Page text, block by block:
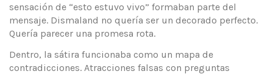
sensación de “esto estuvo vivo” formaban parte del
mensaje. Dismaland no quería ser un decorado perfecto.
Quería parecer una promesa rota.
Dentro, la sátira funcionaba como un mapa de
contradicciones. Atracciones falsas con preguntas